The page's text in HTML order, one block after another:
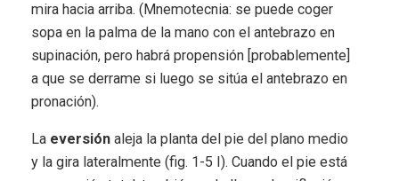
mira hacia arriba. (Mnemotecnia: se puede coger
sopa en la palma de la mano con el antebrazo en
supinación, pero habrá propensión [probablemente]
a que se derrame si luego se sitúa el antebrazo en
pronación).
La eversión aleja la planta del pie del plano medio
y la gira lateralmente (fig. 1-5 I). Cuando el pie está